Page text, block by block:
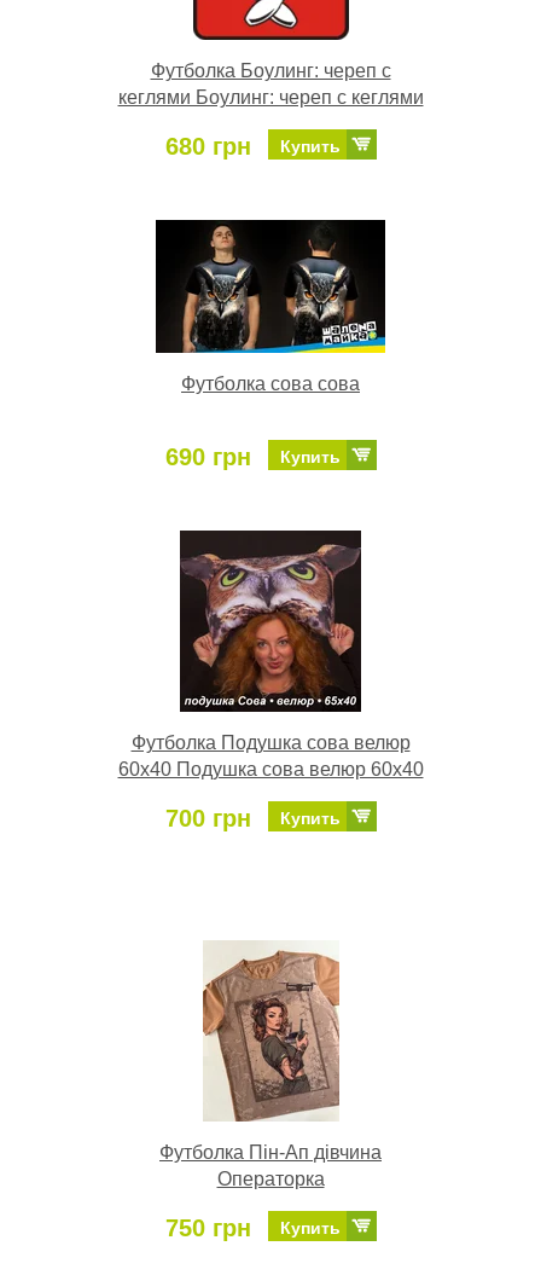
Футболка Боулинг: череп с
кеглями Боулинг: череп с кеглями
680 грн Купить
Футболка сова сова
690 грн Купить
Футболка Подушка сова велюр
60х40 Подушка сова велюр 60х40
700 грн Купить
Футболка Пін-Ап дівчина
Операторка
750 грн Купить